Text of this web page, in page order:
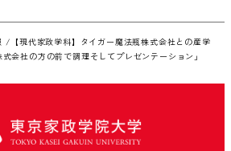
【現代家政学科】タイガー魔法瓶株式会社との産学
会社の方の前で調理そしてプレゼンテーション」